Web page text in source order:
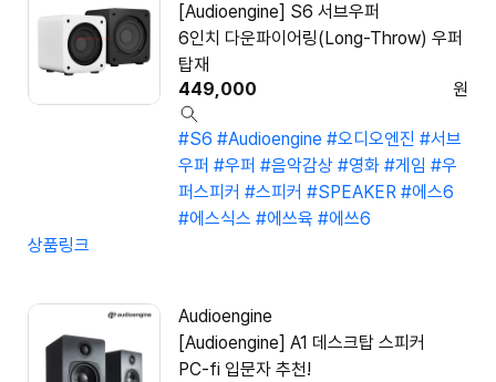
[Audioengine] S6 서브우퍼
6인치 다운파이어링(Long-Throw) 우퍼
탑재
449,000
원
#S6 #Audioengine #오디오엔진 #서브
우퍼 #우퍼 #음악감상 #영화 #게임 #우
퍼스피커 #스피커 #SPEAKER #에스6
#에스식스 #에쓰육 #에쓰6
상품링크
Audioengine
[Audioengine] A1 데스크탑 스피커
PC-fi 입문자 추천!